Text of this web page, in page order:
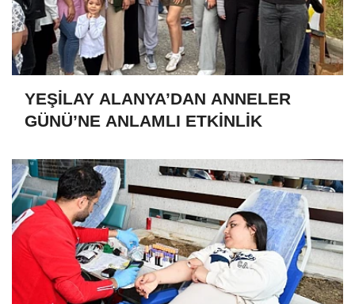
YEŞİLAY ALANYA’DAN ANNELER
GÜNÜ’NE ANLAMLI ETKİNLİK